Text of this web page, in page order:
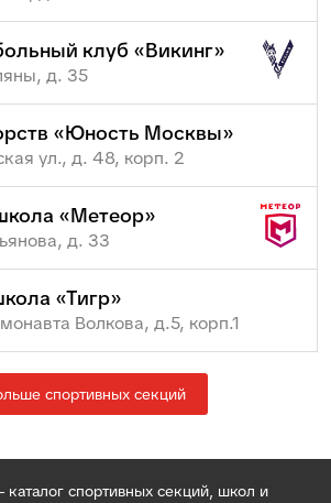
клуб «Викинг»
д. 35
«Юность Москвы»
ул., д. 48, корп. 2
«Метеор»
д. 33
«Тигр»
Волкова, д.5, корп.1
спортивных секций
спортивных секций, школ и